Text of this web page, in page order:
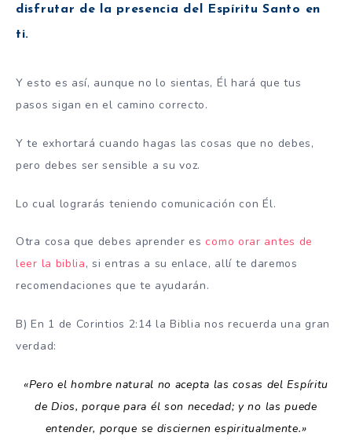
disfrutar de la presencia del Espíritu Santo en
ti.
Y esto es así, aunque no lo sientas, Él hará que tus
pasos sigan en el camino correcto.
Y te exhortará cuando hagas las cosas que no debes,
pero debes ser sensible a su voz.
Lo cual lograrás teniendo comunicación con Él.
Otra cosa que debes aprender es como orar antes de
leer la biblia, si entras a su enlace, allí te daremos
recomendaciones que te ayudarán.
B) En 1 de Corintios 2:14 la Biblia nos recuerda una gran
verdad:
«Pero el hombre natural no acepta las cosas del Espíritu
de Dios, porque para él son necedad; y no las puede
entender, porque se disciernen espiritualmente.»